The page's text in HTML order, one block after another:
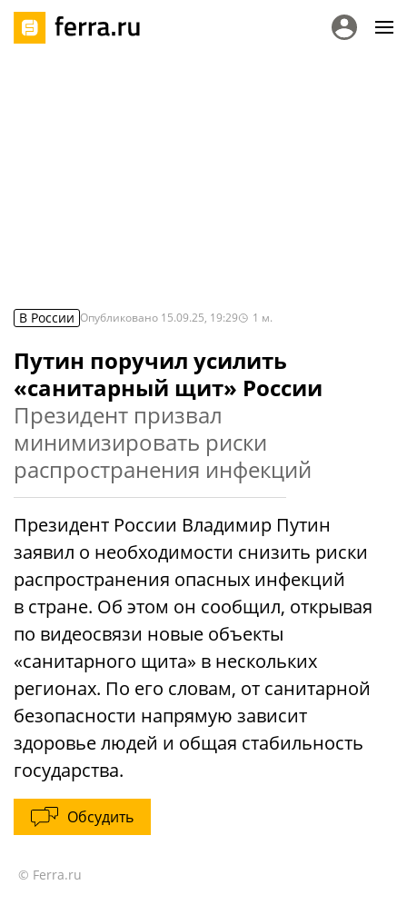
В России Опубликовано 15.09.25, 19:29 1 м.
Путин поручил усилить
«санитарный щит» России
Президент призвал
минимизировать риски
распространения инфекций
Президент России Владимир Путин
заявил о необходимости снизить риски
распространения опасных инфекций
в стране. Об этом он сообщил, открывая
по видеосвязи новые объекты
«санитарного щита» в нескольких
регионах. По его словам, от санитарной
безопасности напрямую зависит
здоровье людей и общая стабильность
государства.
Обсудить
© Ferra.ru